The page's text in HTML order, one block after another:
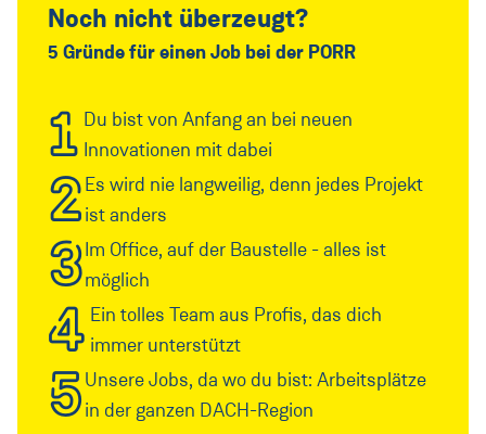
Noch nicht überzeugt?
5 Gründe für einen Job bei der PORR
1 Du bist von Anfang an bei neuen
Innovationen mit dabei
2Es wird nie langweilig, denn jedes Projekt
ist anders
3Im Office, auf der Baustelle - alles ist
möglich
4 Ein tolles Team aus Profis, das dich
immer unterstützt
5Unsere Jobs, da wo du bist: Arbeitsplätze
in der ganzen DACH-Region